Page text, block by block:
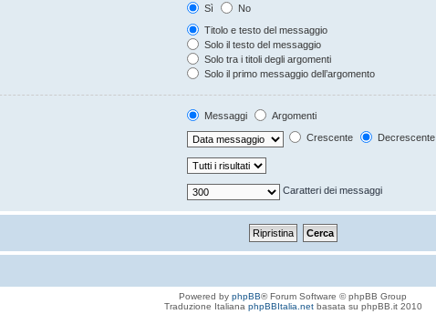
Sì
No
Titolo e testo del messaggio
Solo il testo del messaggio
Solo tra i titoli degli argomenti
Solo il primo messaggio dell’argomento
Messaggi
Argomenti
Crescente Decrescente
Caratteri dei messaggi
Powered by phpBB® Forum Software © phpBB Group
Traduzione Italiana phpBBItalia.netbasata su phpBB.it 2010